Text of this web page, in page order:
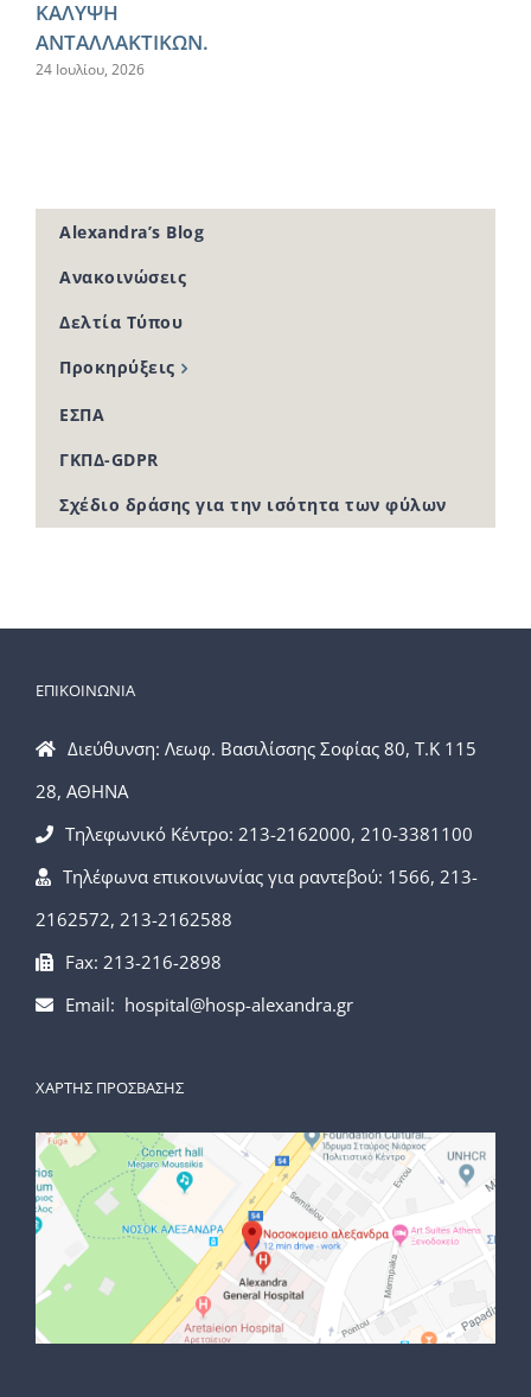
ΚΑΛΥΨΗ
ΑΝΤΑΛΛΑΚΤΙΚΩΝ.
24 Ιουλίου, 2026
Alexandra’s Blog
Ανακοινώσεις
Δελτία Τύπου
Προκηρύξεις
ΕΣΠΑ
ΓΚΠΔ-GDPR
Σχέδιο δράσης για την ισότητα των φύλων
ΕΠΙΚΟΙΝΩΝΙΑ
Διεύθυνση: Λεωφ. Βασιλίσσης Σοφίας 80, Τ.Κ 115
28, ΑΘΗΝΑ
Τηλεφωνικό Κέντρο: 213-2162000, 210-3381100
Τηλέφωνα επικοινωνίας για ραντεβού: 1566, 213-
2162572, 213-2162588
Fax: 213-216-2898
Email: hospital@hosp-alexandra.gr
ΧΑΡΤΗΣ ΠΡΟΣΒΑΣΗΣ